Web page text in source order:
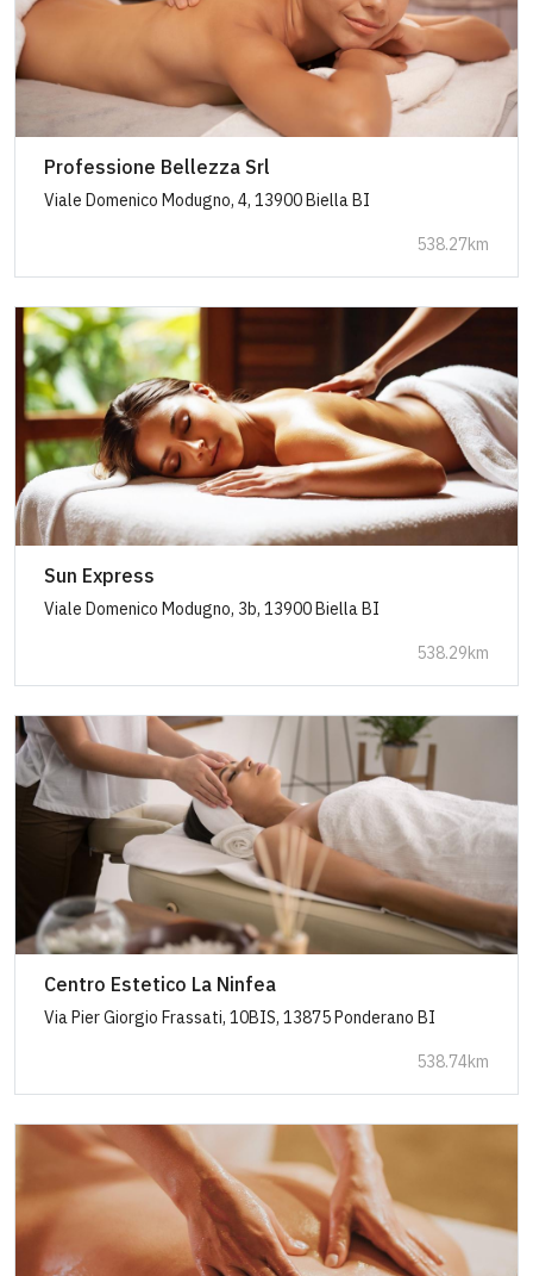
Professione Bellezza Srl
Viale Domenico Modugno, 4, 13900 Biella BI
538.27km
Sun Express
Viale Domenico Modugno, 3b, 13900 Biella BI
538.29km
Centro Estetico La Ninfea
Via Pier Giorgio Frassati, 10BIS, 13875 Ponderano BI
538.74km